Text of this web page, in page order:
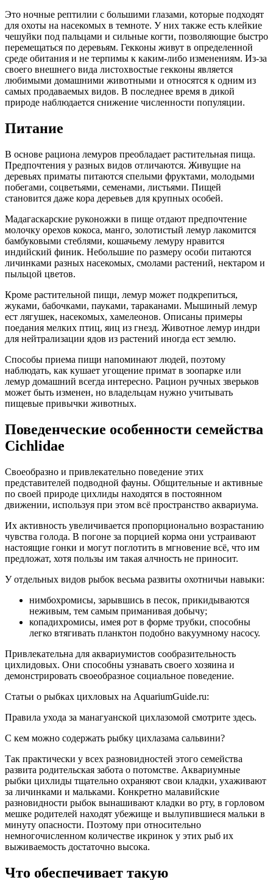
Это ночные рептилии с большими глазами, которые подходят
для охоты на насекомых в темноте. У них также есть клейкие
чешуйки под пальцами и сильные когти, позволяющие быстро
перемещаться по деревьям. Гекконы живут в определенной
среде обитания и не терпимы к каким-либо изменениям. Из-за
своего внешнего вида листохвостые гекконы является
любимыми домашними животными и относятся к одним из
самых продаваемых видов. В последнее время в дикой
природе наблюдается снижение численности популяции.
Питание
В основе рациона лемуров преобладает растительная пища.
Предпочтения у разных видов отличаются. Живущие на
деревьях приматы питаются спелыми фруктами, молодыми
побегами, соцветьями, семенами, листьями. Пищей
становится даже кора деревьев для крупных особей.
Мадагаскарские руконожки в пище отдают предпочтение
молочку орехов кокоса, манго, золотистый лемур лакомится
бамбуковыми стеблями, кошачьему лемуру нравится
индийский финик. Небольшие по размеру особи питаются
личинками разных насекомых, смолами растений, нектаром и
пыльцой цветов.
Кроме растительной пищи, лемур может подкрепиться,
жуками, бабочками, пауками, тараканами. Мышиный лемур
ест лягушек, насекомых, хамелеонов. Описаны примеры
поедания мелких птиц, яиц из гнезд. Животное лемур индри
для нейтрализации ядов из растений иногда ест землю.
Способы приема пищи напоминают людей, поэтому
наблюдать, как кушает угощение примат в зоопарке или
лемур домашний всегда интересно. Рацион ручных зверьков
может быть изменен, но владельцам нужно учитывать
пищевые привычки животных.
Поведенческие особенности семейства
Cichlidae
Своеобразно и привлекательно поведение этих
представителей подводной фауны. Общительные и активные
по своей природе цихлиды находятся в постоянном
движении, используя при этом всё пространство аквариума.
Их активность увеличивается пропорционально возрастанию
чувства голода. В погоне за порцией корма они устраивают
настоящие гонки и могут поглотить в мгновение всё, что им
предложат, хотя пользы им такая алчность не приносит.
У отдельных видов рыбок весьма развиты охотничьи навыки:
нимбохромисы, зарывшись в песок, прикидываются
неживым, тем самым приманивая добычу;
копадихромисы, имея рот в форме трубки, способны
легко втягивать планктон подобно вакуумному насосу.
Привлекательна для аквариумистов сообразительность
цихлидовых. Они способны узнавать своего хозяина и
демонстрировать своеобразное социальное поведение.
Статьи о рыбках цихловых на AquariumGuide.ru:
Правила ухода за манагуанской цихлазомой смотрите здесь.
С кем можно содержать рыбку цихлазама сальвини?
Так практически у всех разновидностей этого семейства
развита родительская забота о потомстве. Аквариумные
рыбки цихлиды тщательно охраняют свои кладки, ухаживают
за личинками и мальками. Конкретно малавийские
разновидности рыбок вынашивают кладки во рту, в горловом
мешке родителей находят убежище и вылупившиеся мальки в
минуту опасности. Поэтому при относительно
немногочисленном количестве икринок у этих рыб их
выживаемость достаточно высока.
Что обеспечивает такую